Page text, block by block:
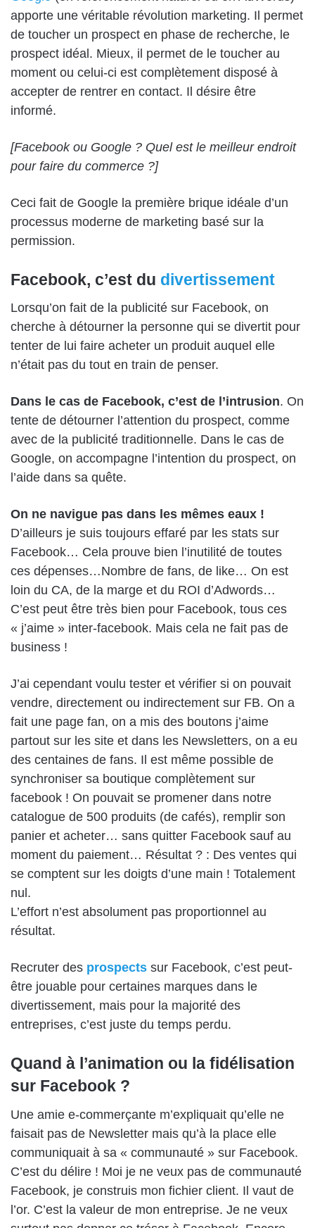
apporte une véritable révolution marketing. Il permet
de toucher un prospect en phase de recherche, le
prospect idéal. Mieux, il permet de le toucher au
moment ou celui-ci est complètement disposé à
accepter de rentrer en contact. Il désire être
informé.
[Facebook ou Google ? Quel est le meilleur endroit
pour faire du commerce ?]
Ceci fait de Google la première brique idéale d’un
processus moderne de marketing basé sur la
permission.
Facebook, c’est du divertissement
Lorsqu’on fait de la publicité sur Facebook, on
cherche à détourner la personne qui se divertit pour
tenter de lui faire acheter un produit auquel elle
n’était pas du tout en train de penser.
Dans le cas de Facebook, c’est de l’intrusion. On
tente de détourner l’attention du prospect, comme
avec de la publicité traditionnelle. Dans le cas de
Google, on accompagne l’intention du prospect, on
l’aide dans sa quête.
On ne navigue pas dans les mêmes eaux !
D’ailleurs je suis toujours effaré par les stats sur
Facebook… Cela prouve bien l’inutilité de toutes
ces dépenses…Nombre de fans, de like… On est
loin du CA, de la marge et du ROI d’Adwords…
C’est peut être très bien pour Facebook, tous ces
« j’aime » inter-facebook. Mais cela ne fait pas de
business !
J’ai cependant voulu tester et vérifier si on pouvait
vendre, directement ou indirectement sur FB. On a
fait une page fan, on a mis des boutons j’aime
partout sur les site et dans les Newsletters, on a eu
des centaines de fans. Il est même possible de
synchroniser sa boutique complètement sur
facebook ! On pouvait se promener dans notre
catalogue de 500 produits (de cafés), remplir son
panier et acheter… sans quitter Facebook sauf au
moment du paiement… Résultat ? : Des ventes qui
se comptent sur les doigts d’une main ! Totalement
nul.
L’effort n’est absolument pas proportionnel au
résultat.
Recruter des prospects sur Facebook, c’est peut-
être jouable pour certaines marques dans le
divertissement, mais pour la majorité des
entreprises, c’est juste du temps perdu.
Quand à l’animation ou la fidélisation
sur Facebook ?
Une amie e-commerçante m’expliquait qu’elle ne
faisait pas de Newsletter mais qu’à la place elle
communiquait à sa « communauté » sur Facebook.
C’est du délire ! Moi je ne veux pas de communauté
Facebook, je construis mon fichier client. Il vaut de
l’or. C’est la valeur de mon entreprise. Je ne veux